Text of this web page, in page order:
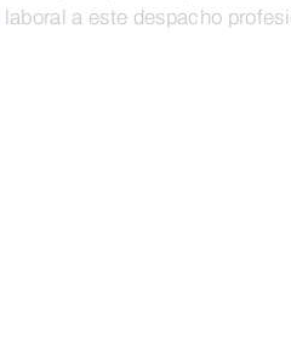
a este despacho